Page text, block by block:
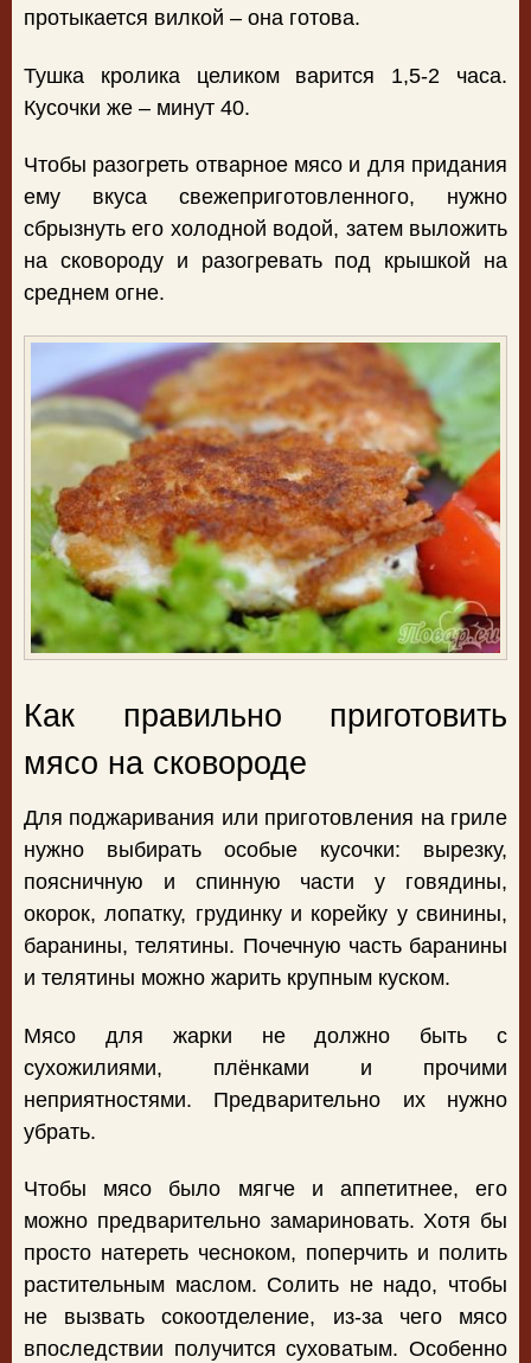
протыкается вилкой – она готова.
Тушка кролика целиком варится 1,5-2 часа.
Кусочки же – минут 40.
Чтобы разогреть отварное мясо и для придания
ему вкуса свежеприготовленного, нужно
сбрызнуть его холодной водой, затем выложить
на сковороду и разогревать под крышкой на
среднем огне.
Как правильно приготовить
мясо на сковороде
Для поджаривания или приготовления на гриле
нужно выбирать особые кусочки: вырезку,
поясничную и спинную части у говядины,
окорок, лопатку, грудинку и корейку у свинины,
баранины, телятины. Почечную часть баранины
и телятины можно жарить крупным куском.
Мясо для жарки не должно быть с
сухожилиями, плёнками и прочими
неприятностями. Предварительно их нужно
убрать.
Чтобы мясо было мягче и аппетитнее, его
можно предварительно замариновать. Хотя бы
просто натереть чесноком, поперчить и полить
растительным маслом. Солить не надо, чтобы
не вызвать сокоотделение, из-за чего мясо
впоследствии получится суховатым. Особенно